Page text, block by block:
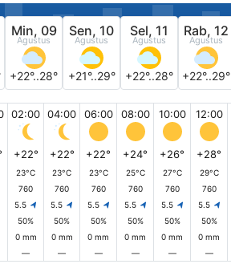
Min, 09
Agustus
+22°..28°
Sen, 10
Agustus
+21°..29°
Sel, 11
Agustus
+22°..28°
Rab, 12
Agustus
+22°..29°
02:00 04:00 06:00 08:00 10:00 12:00
+22° +22° +22° +24° +26° +28°
23°C 23°C 23°C 25°C 27°C 29°C
760 760 760 760 760 760
5.5 5.5 5.5 5.5 5.5 5.5
50% 50% 50% 50% 50% 50%
0 mm 0 mm 0 mm 0 mm 0 mm 0 mm
— — — — — —